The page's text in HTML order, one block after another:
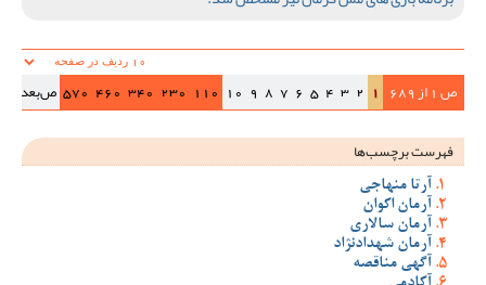
ص 1 از 689 1
2
3
4
5
6
7
8
9
10
110
230
340
460
570 ص‌بعد
فهرست برچسب‌ها
آرتا منهاجی
آرمان اکوان
آرمان سالاری
آرمان شهدادنژاد
آگهی مناقصه